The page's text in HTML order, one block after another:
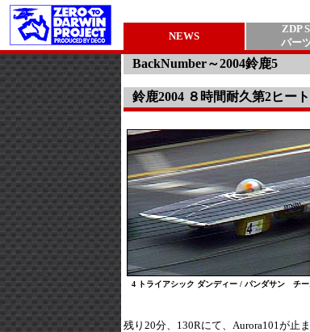
NEWS
ZDP
パー
BackNumber～2004鈴鹿5
鈴鹿2004 ８時間耐久第2ヒー
4 トライアシック ダンディー / パンダサン チー
残り20分、130Rにて、Aurora101が止